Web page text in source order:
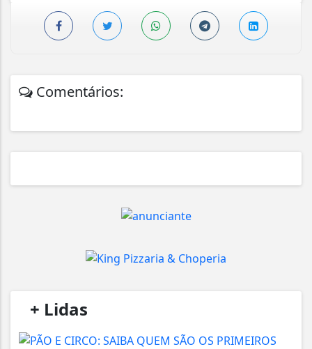
Comentários:
+ Lidas